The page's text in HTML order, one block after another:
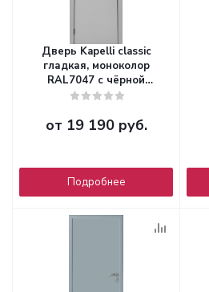
Дверь Kapelli classic
гладкая, моноколор
RAL7047 с чёрной
алюминиевой торцевой
от 19 190 руб.
Подробнее